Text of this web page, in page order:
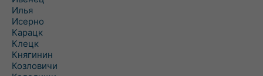
Илья
Исерно
Карацк
Клецк
Княгинин
Козловичи